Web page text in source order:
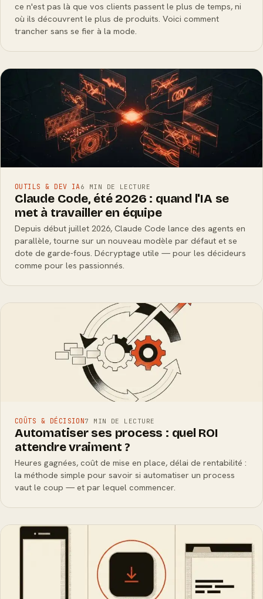
ce n'est pas là que vos clients passent le plus de temps, ni
où ils découvrent le plus de produits. Voici comment
trancher sans se fier à la mode.
OUTILS & DEV IA6 MIN DE LECTURE
Claude Code, été 2026 : quand l'IA se
met à travailler en équipe
Depuis début juillet 2026, Claude Code lance des agents en
parallèle, tourne sur un nouveau modèle par défaut et se
dote de garde-fous. Décryptage utile — pour les décideurs
comme pour les passionnés.
COÛTS & DÉCISION7 MIN DE LECTURE
Automatiser ses process : quel ROI
attendre vraiment ?
Heures gagnées, coût de mise en place, délai de rentabilité :
la méthode simple pour savoir si automatiser un process
vaut le coup — et par lequel commencer.